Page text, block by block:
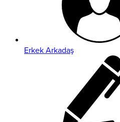
Erkek Arkadaş